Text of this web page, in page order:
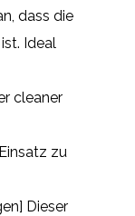
dass die
Ideal
cleaner
zu
Dieser